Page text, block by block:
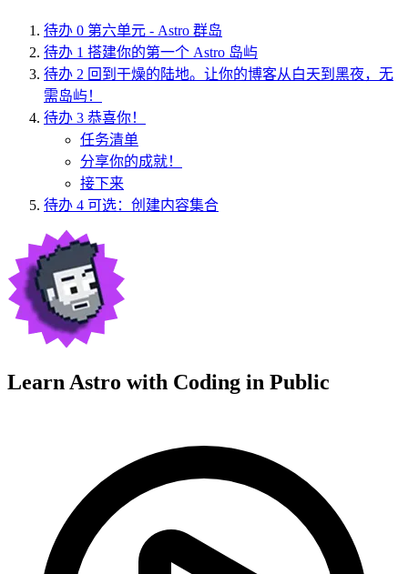
待办 0 第六单元 - Astro 群岛
待办 1 搭建你的第一个 Astro 岛屿
待办 2 回到干燥的陆地。让你的博客从白天到黑夜，无
需岛屿！
待办 3 恭喜你！
任务清单
分享你的成就！
接下来
待办 4 可选：创建内容集合
Learn Astro with Coding in Public